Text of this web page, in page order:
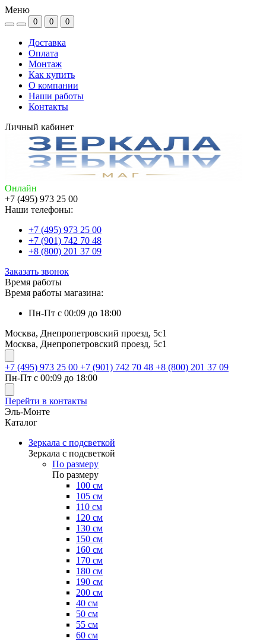
Меню
0 0 0
Доставка
Оплата
Монтаж
Как купить
О компании
Наши работы
Контакты
Личный кабинет
Онлайн
+7 (495) 973 25 00
Наши телефоны:
+7 (495) 973 25 00
+7 (901) 742 70 48
+8 (800) 201 37 09
Заказать звонок
Время работы
Время работы магазина:
Пн-Пт с 00:09 до 18:00
Москва, Днепропетровский проезд, 5с1
Москва, Днепропетровский проезд, 5с1
+7 (495) 973 25 00 +7 (901) 742 70 48 +8 (800) 201 37 09
Пн-Пт с 00:09 до 18:00
Перейти в контакты
Эль-Монте
Каталог
Зеркала с подсветкой
Зеркала с подсветкой
По размеру
По размеру
100 см
105 см
110 см
120 см
130 см
150 см
160 см
170 см
180 см
190 см
200 см
40 см
50 см
55 см
60 см